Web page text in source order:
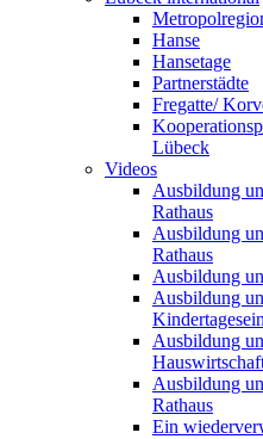
Hanse
Hansetage
Partnerstädte
Fregatte/
Lübeck
Videos
Ausbildung
Rathaus
Ausbildung
Rathaus
Ausbildung
Ausbildung
Ausbildung
Ausbildung
Rathaus
Ein